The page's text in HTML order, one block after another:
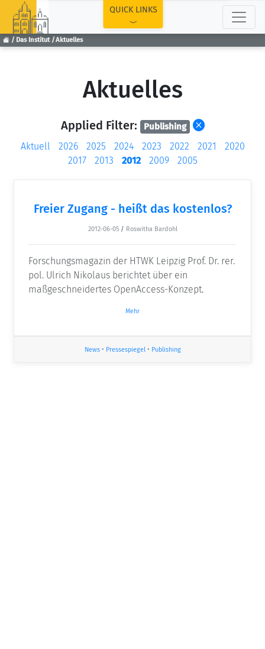
Das Institut Aktuelles
QUICK LINKS
Aktuelles
Applied Filter: Publishing
Aktuell 2026 2025 2024 2023 2022 2021
2020
2017
2013 2012 2009 2005
Freier Zugang - heißt das kostenlos?
2012-06-05 / Roswitha Bardohl
Forschungsmagazin der HTWK Leipzig Prof. Dr. rer.
pol. Ulrich Nikolaus berichtet über ein
maßgeschneidertes OpenAccess-Konzept.
Mehr
News• Pressespiegel• Publishing